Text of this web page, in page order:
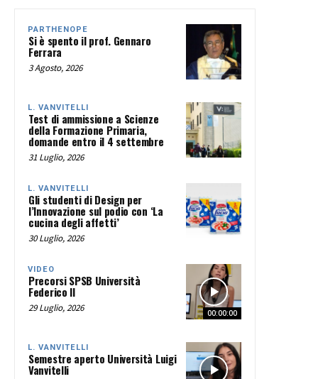
PARTHENOPE
Si è spento il prof. Gennaro
Ferrara
3 Agosto, 2026
L. VANVITELLI
Test di ammissione a Scienze
della Formazione Primaria,
domande entro il 4 settembre
31 Luglio, 2026
L. VANVITELLI
Gli studenti di Design per
l’Innovazione sul podio con ‘La
cucina degli affetti’
30 Luglio, 2026
00:00:00
VIDEO
Precorsi SPSB Università
Federico II
29 Luglio, 2026
L. VANVITELLI
Semestre aperto Università Luigi
Vanvitelli